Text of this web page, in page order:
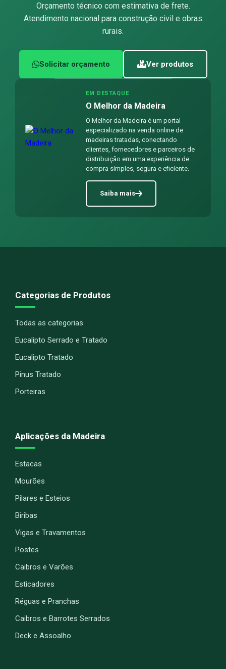
Orçamento técnico com estimativa de frete.
Atendimento nacional para construção civil e obras
rurais.
Solicitar orçamento Ver produtos
EM DESTAQUE
O Melhor da Madeira
O Melhor da Madeira é um portal
especializado na venda online de
madeiras tratadas, conectando
clientes, fornecedores e parceiros de
distribuição em uma experiência de
compra simples, segura e eficiente.
Saiba mais
Categorias de Produtos
Todas as categorias
Eucalipto Serrado e Tratado
Eucalipto Tratado
Pinus Tratado
Porteiras
Aplicações da Madeira
Estacas
Mourões
Pilares e Esteios
Biribas
Vigas e Travamentos
Postes
Caibros e Varões
Esticadores
Réguas e Pranchas
Caibros e Barrotes Serrados
Deck e Assoalho